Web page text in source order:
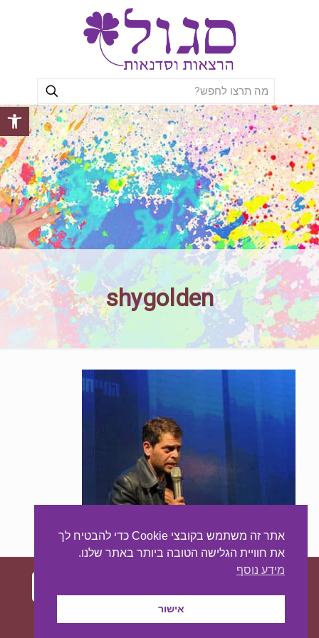
פתח
shygolden
עיצוב ובניית האתר:מאסטר סייט - יצירת נוכחות
באינטרנט
אתר זה משתמש בקובצי Cookie כדי להבטיח לך
את חוויית הגלישה הטובה ביותר באתר שלנו.
מידע נוסף
אישור